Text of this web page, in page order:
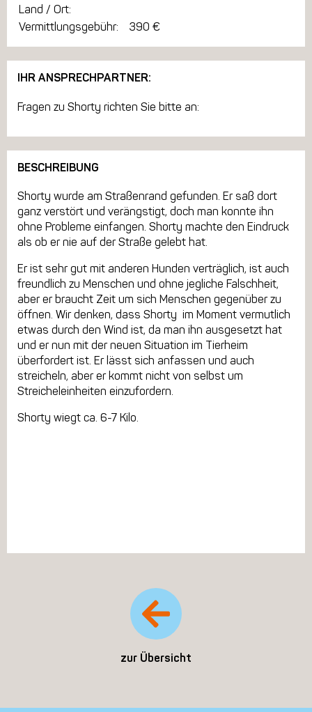
Land / Ort:
Vermittlungsgebühr:
390 €
IHR ANSPRECHPARTNER:
Fragen zu Shorty richten Sie bitte an:
BESCHREIBUNG
Shorty wurde am Straßenrand gefunden. Er saß dort
ganz verstört und verängstigt, doch man konnte ihn
ohne Probleme einfangen. Shorty machte den Eindruck
als ob er nie auf der Straße gelebt hat.
Er ist sehr gut mit anderen Hunden verträglich, ist auch
freundlich zu Menschen und ohne jegliche Falschheit,
aber er braucht Zeit um sich Menschen gegenüber zu
öffnen. Wir denken, dass Shorty im Moment vermutlich
etwas durch den Wind ist, da man ihn ausgesetzt hat
und er nun mit der neuen Situation im Tierheim
überfordert ist. Er lässt sich anfassen und auch
streicheln, aber er kommt nicht von selbst um
Streicheleinheiten einzufordern.
Shorty wiegt ca. 6-7 Kilo.
zur Übersicht